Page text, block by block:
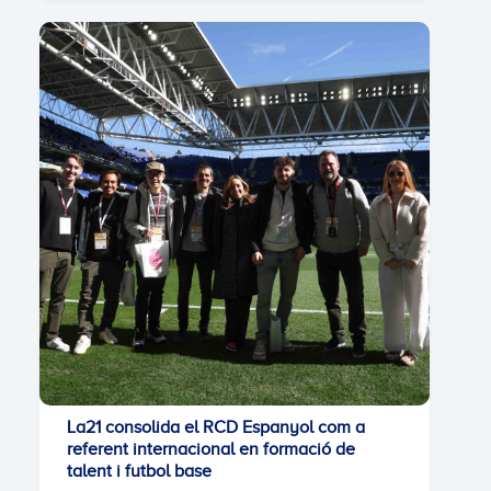
La21 consolida el RCD Espanyol com a
referent internacional en formació de
talent i futbol base